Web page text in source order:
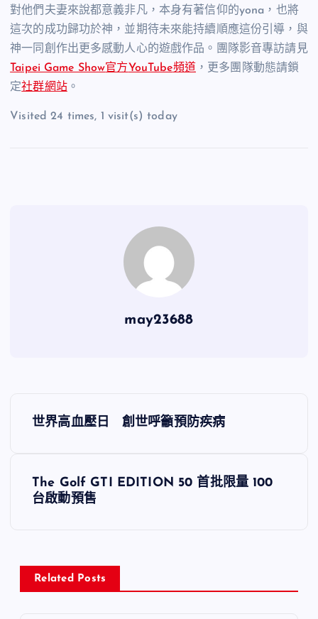
對他們夫妻來說都意義非凡，本身有著信仰的yona ，也將
這次的成功歸功於神，並期待未來能持續順應這份引導，與
神一同創作出更多感動人心的遊戲作品。團隊影音專訪請見
Taipei Game Show官方YouTube頻道 ，更多團隊動態請鎖
定社群網站。
Visited 24 times, 1 visit(s) today
may23688
文
導
覽
世界高血壓日 創世呼籲預防疾病
The Golf GTI EDITION 50 首批限量 100
台啟動預售
Related Posts